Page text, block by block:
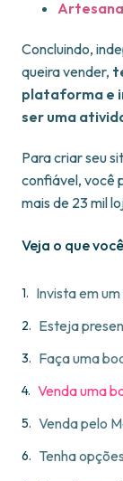
Concluindo,
queira vender,
plataforma e
ser uma
Para criar seu
confiável, você
mais de 23 mil
Veja o que
Invista em
Esteja
Faça uma
Venda uma
Venda pelo
Tenha